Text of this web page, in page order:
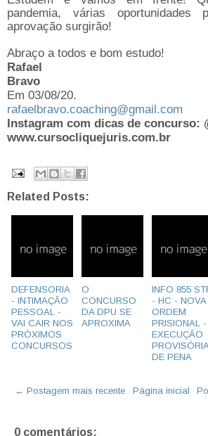
pandemia, várias oportunidades
aprovação surgirão!
Abraço a todos e bom estudo!
Rafael
Bravo
Em 03/08/20.
rafaelbravo.coaching@gmail.com
Instagram com dicas de concurso:
www.cursocliquejuris.com.br
Related Posts:
DEFENSORIA
- INTIMAÇÃO
PESSOAL -
VAI CAIR NOS
PRÓXIMOS
CONCURSOS
O
CONCURSO
DA DPU SE
APROXIMA
INFO 855
- HC - NOVA
ORDEM
PRISIONAL -
EXECUÇÃO
PROVISÓRIA
DE PENA
← Postagem mais recente Página inicial
0 comentários: